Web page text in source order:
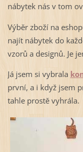
nábytek nás v tom
Výběr zboží na
najít nábytek do
vzorů a designů. Je
Já jsem si vybrala
první, a i když jsem
tahle prostě vyhrála.